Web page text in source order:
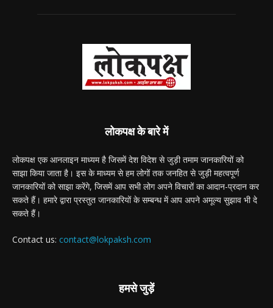
लोकपक्ष के बारे में
लोकपक्ष एक आनलाइन माध्यम है जिसमें देश विदेश से जुड़ी तमाम जानकारियों को
साझा किया जाता है। इस के माध्यम से हम लोगों तक जनहित से जुड़ी महत्वपूर्ण
जानकारियों को साझा करेंगे, जिसमें आप सभी लोग अपने विचारों का आदान-प्रदान कर
सकते हैं। हमारे द्वारा प्रस्तुत जानकारियों के सम्बन्ध में आप अपने अमूल्य सुझाव भी दे
सकते हैं।
Contact us: contact@lokpaksh.com
हमसे जुड़ें